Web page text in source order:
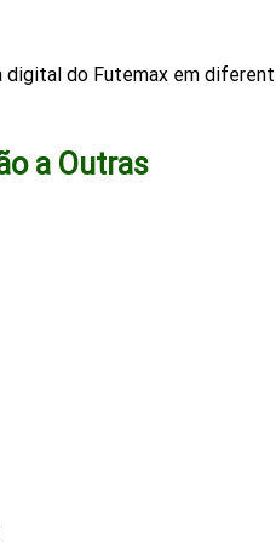
digital do Futemax em
a Outras